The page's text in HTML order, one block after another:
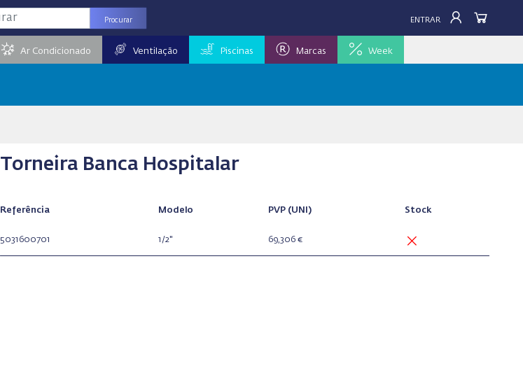
Procurar ENTRAR
Ar Condicionado Ventilação Piscinas Marcas Week
Torneira Banca Hospitalar
Referência Modelo PVP (UNI) Stock
5031600701 1/2" 69,306 €